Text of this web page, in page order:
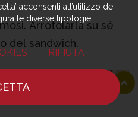
Arrotolarla su sé
del sandwich.
acconsenti all’utilizzo dei
le diverse tipologie.
RIFIUTA